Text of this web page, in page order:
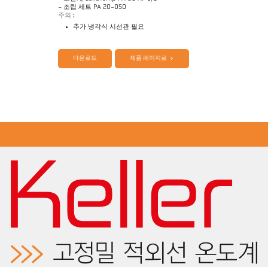
- 조립 세트 PA 20-050
주의 :
추가 냉각식 시선관 필요
제품 카다로그 Cellatemp PA
Application Note Strip galvanizing 도면 PA 60-K001
다운로드 제품 페이지로